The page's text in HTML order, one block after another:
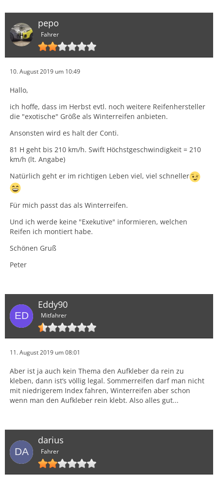
pepo
Fahrer
10. August 2019 um 10:49
Hallo,
ich hoffe, dass im Herbst evtl. noch weitere Reifenhersteller
die "exotische" Größe als Winterreifen anbieten.
Ansonsten wird es halt der Conti.
81 H geht bis 210 km/h. Swift Höchstgeschwindigkeit = 210
km/h (lt. Angabe)
Natürlich geht er im richtigen Leben viel, viel schneller
Für mich passt das als Winterreifen.
Und ich werde keine "Exekutive" informieren, welchen
Reifen ich montiert habe.
Schönen Gruß
Peter
Eddy90
Mitfahrer
11. August 2019 um 08:01
Aber ist ja auch kein Thema den Aufkleber da rein zu
kleben, dann ist’s völlig legal. Sommerreifen darf man nicht
mit niedrigerem Index fahren, Winterreifen aber schon
wenn man den Aufkleber rein klebt. Also alles gut...
darius
Fahrer